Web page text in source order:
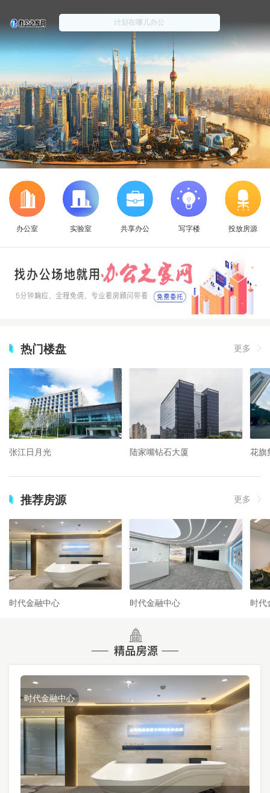
办公室 实验室 共享办公 写字楼 投放房源
热门楼盘 更多
张江日月光 陆家嘴钻石大厦 花旗
推荐房源 更多
时代金融中心 时代金融中心 时代
时代金融中心